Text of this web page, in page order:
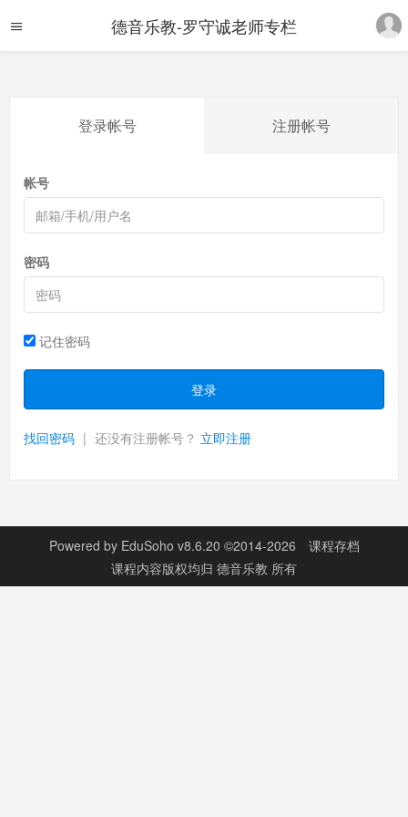
德音乐教-罗守诚老师专栏
登录帐号 注册帐号
帐号
密码
记住密码
登录
找回密码 | 还没有注册帐号？ 立即注册
Powered by EduSoho v8.6.20 ©2014-2026
课程存档
课程内容版权均归 德音乐教 所有